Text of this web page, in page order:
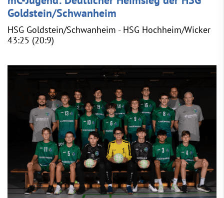
Goldstein/Schwanheim
HSG Goldstein/Schwanheim - HSG Hochheim/Wicker
43:25 (20:9)